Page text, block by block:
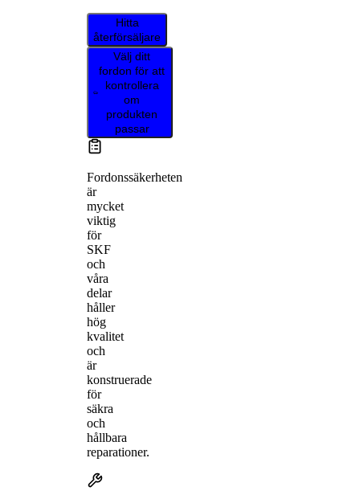
Hitta
återförsäljare
Välj ditt
fordon för att
kontrollera
om
produkten
passar
Fordonssäkerheten
är
mycket
viktig
för
SKF
och
våra
delar
håller
hög
kvalitet
och
är
konstruerade
för
säkra
och
hållbara
reparationer.